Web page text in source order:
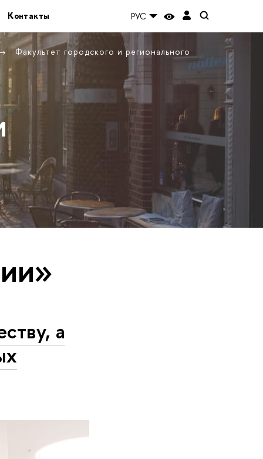
Контакты РУС
Факультет городского и регионального
а